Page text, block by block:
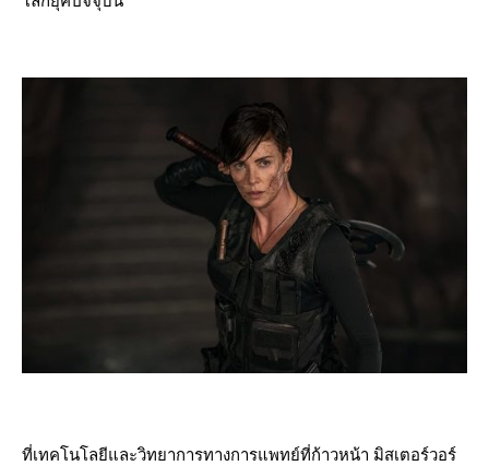
ที่เทคโนโลยีและวิทยาการทางการแพทย์ที่ก้าวหน้า มิสเตอร์วอร์